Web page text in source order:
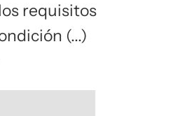
requisitos
(...)